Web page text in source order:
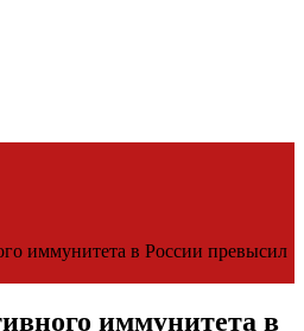
иммунитета в России превысил
иммунитета в